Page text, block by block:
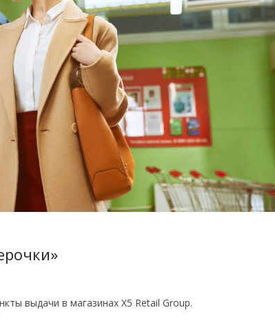
выдачи в магазинах X5 Retail Group.